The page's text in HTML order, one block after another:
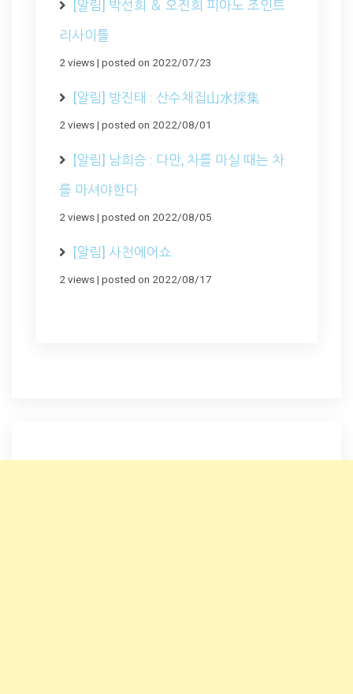
[알림] 박선희 ＆ 오진희 피아노 조인트
리사이틀
2 views| posted on 2022/07/23
[알림] 방진태 : 산수채집山水採集
2 views| posted on 2022/08/01
[알림] 남희승 : 다만, 차를 마실 때는 차
를 마셔야한다
2 views| posted on 2022/08/05
[알림] 사천에어쇼
2 views| posted on 2022/08/17